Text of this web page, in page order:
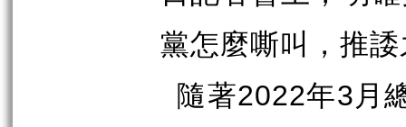
黨怎麼嘶叫，推
隨著2022年3月